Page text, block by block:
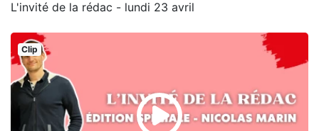
L'invité de la rédac - lundi 23 avril
Clip